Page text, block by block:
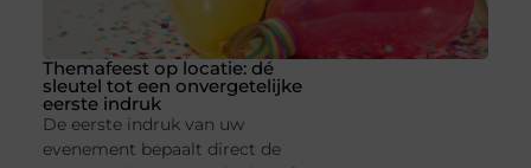
Themafeest op locatie: dé
sleutel tot een onvergetelijke
eerste indruk
De eerste indruk van uw
evenement bepaalt direct de